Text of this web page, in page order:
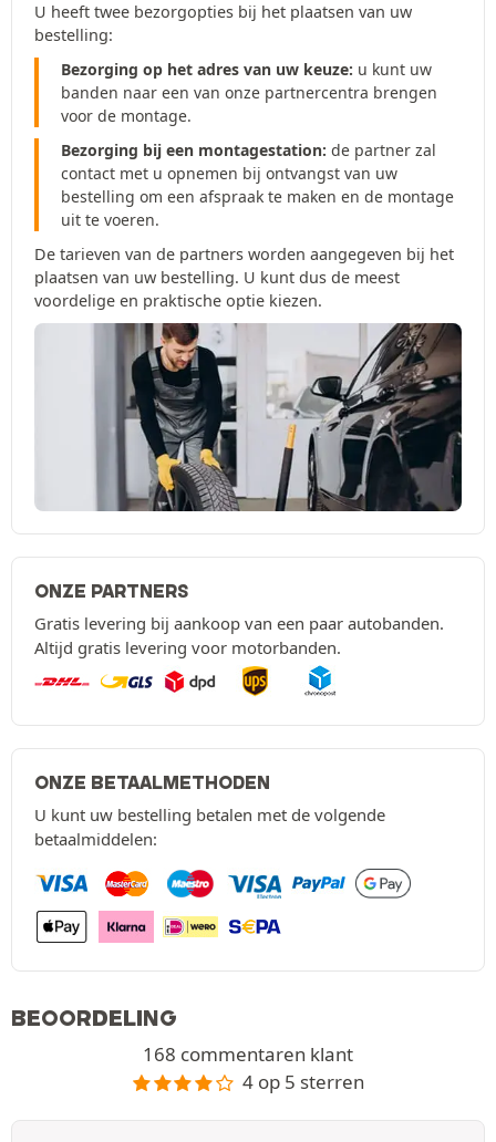
U heeft twee bezorgopties bij het plaatsen van uw
bestelling:
Bezorging op het adres van uw keuze: u kunt uw
banden naar een van onze partnercentra brengen
voor de montage.
Bezorging bij een montagestation: de partner zal
contact met u opnemen bij ontvangst van uw
bestelling om een afspraak te maken en de montage
uit te voeren.
De tarieven van de partners worden aangegeven bij het
plaatsen van uw bestelling. U kunt dus de meest
voordelige en praktische optie kiezen.
ONZE PARTNERS
Gratis levering bij aankoop van een paar autobanden.
Altijd gratis levering voor motorbanden.
ONZE BETAALMETHODEN
U kunt uw bestelling betalen met de volgende
betaalmiddelen:
BEOORDELING
168 commentaren klant
4 op 5 sterren